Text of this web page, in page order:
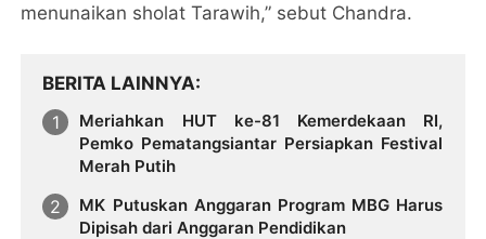
menunaikan sholat Tarawih,” sebut Chandra.
BERITA LAINNYA
Meriahkan HUT ke-81 Kemerdekaan RI,
Pemko Pematangsiantar Persiapkan Festival
Merah Putih
MK Putuskan Anggaran Program MBG Harus
Dipisah dari Anggaran Pendidikan